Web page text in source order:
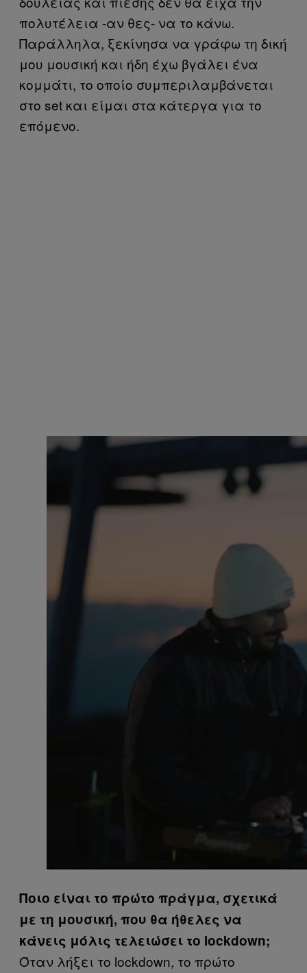
πολυτέλεια -αν θες- να το κάνω.
Παράλληλα, ξεκίνησα να γράφω τη δική
μου μουσική και ήδη έχω βγάλει ένα
κομμάτι, το οποίο συμπεριλαμβάνεται
στο set και είμαι στα κάτεργα για το
επόμενο.
Ποιο είναι το πρώτο πράγμα, σχετικά
με τη μουσική, που θα ήθελες να
κάνεις μόλις τελειώσει το lockdown;
Όταν λήξει το lockdown, το πρώτο